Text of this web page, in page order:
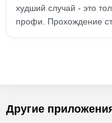
худший случай - это
профи. Прохождение
Другие